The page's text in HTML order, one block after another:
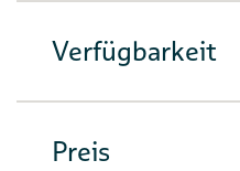
Verfügbarkeit
Preis